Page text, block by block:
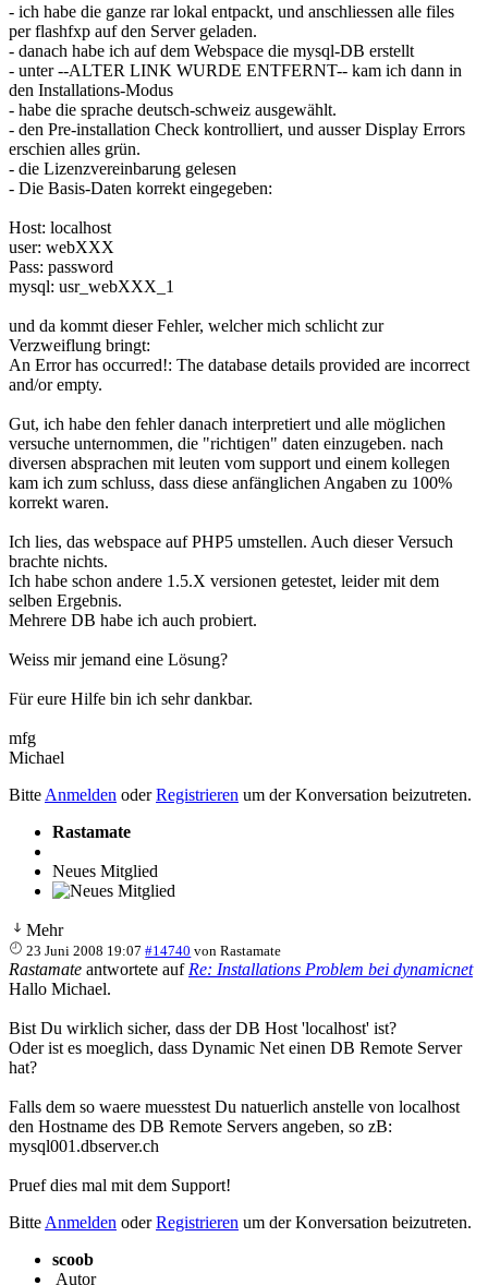
- ich habe die ganze rar lokal entpackt, und anschliessen alle files
per flashfxp auf den Server geladen.
- danach habe ich auf dem Webspace die mysql-DB erstellt
- unter --ALTER LINK WURDE ENTFERNT-- kam ich dann in
den Installations-Modus
- habe die sprache deutsch-schweiz ausgewählt.
- den Pre-installation Check kontrolliert, und ausser Display Errors
erschien alles grün.
- die Lizenzvereinbarung gelesen
- Die Basis-Daten korrekt eingegeben:
Host: localhost
user: webXXX
Pass: password
mysql: usr_webXXX_1
und da kommt dieser Fehler, welcher mich schlicht zur
Verzweiflung bringt:
An Error has occurred!: The database details provided are incorrect
and/or empty.
Gut, ich habe den fehler danach interpretiert und alle möglichen
versuche unternommen, die "richtigen" daten einzugeben. nach
diversen absprachen mit leuten vom support und einem kollegen
kam ich zum schluss, dass diese anfänglichen Angaben zu 100%
korrekt waren.
Ich lies, das webspace auf PHP5 umstellen. Auch dieser Versuch
brachte nichts.
Ich habe schon andere 1.5.X versionen getestet, leider mit dem
selben Ergebnis.
Mehrere DB habe ich auch probiert.
Weiss mir jemand eine Lösung?
Für eure Hilfe bin ich sehr dankbar.
mfg
Michael
Bitte Anmelden oderRegistrieren um der Konversation beizutreten.
Rastamate
Neues Mitglied
Mehr
23 Juni 2008 19:07 #14740 vonRastamate
Rastamate antwortete auf Re: Installations Problem bei dynamicnet
Hallo Michael.
Bist Du wirklich sicher, dass der DB Host 'localhost' ist?
Oder ist es moeglich, dass Dynamic Net einen DB Remote Server
hat?
Falls dem so waere muesstest Du natuerlich anstelle von localhost
den Hostname des DB Remote Servers angeben, so zB:
mysql001.dbserver.ch
Pruef dies mal mit dem Support!
Bitte Anmelden oderRegistrieren um der Konversation beizutreten.
scoob
Autor